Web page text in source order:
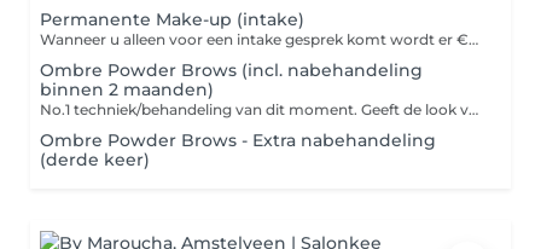
Permanente Make-up (intake)
Wanneer u alleen voor een intake gesprek komt wordt er €25,- in rekening gebracht. Deze intake is inclusief advies, uw wensen bespreken en voortekenen. Na de intake wordt uw afspraak gepland en wordt de €25,00 euro verrekend met uw behandeling.
Ombre Powder Brows (incl. nabehandeling
binnen 2 maanden)
No.1 techniek/behandeling van dit moment. Geeft de look van make-up/"poeder effect". De intensiteit wordt aangepast naar uw wensen voor het resultaat: naturel tot (super) intens. De genezen resultaten zijn mooi bij alle huidtypen & huidkleuren! Ombre Powder Brows techniek geeft een poederachtig effect dat vergelijkbaar is met het effect van wenkbrauw poeder (make-up). Met deze techniek van permanente make-up wordt op een heel subtiele wijze gepigmenteerd waardoor het lijkt alsof je je wenkbrauwen met wenkbrauwpoeder hebt ingekleurd. Alleen is het resultaat semi permanent. Dat houdt in dat u na ongeveer 2 jaar uw wenkbrauwen een opfrisbehandeling moet geven om langer te genieten van perfecte brows.
Ombre Powder Brows - Extra nabehandeling
(derde keer)